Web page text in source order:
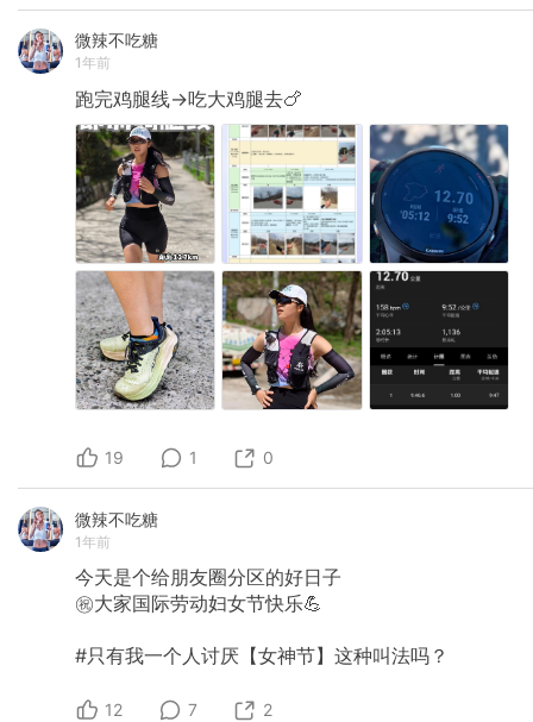
微辣不吃糖
1年前
跑完鸡腿线→吃大鸡腿去🍗
19 1 0
微辣不吃糖
1年前
今天是个给朋友圈分区的好日子
㊗大家国际劳动妇女节快乐💪
#只有我一个人讨厌【女神节】这种叫法吗？
12 7 2